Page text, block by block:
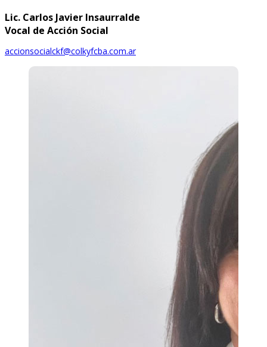
Lic. Carlos Javier Insaurralde
Vocal de Acción Social
accionsocialckf@colkyfcba.com.ar